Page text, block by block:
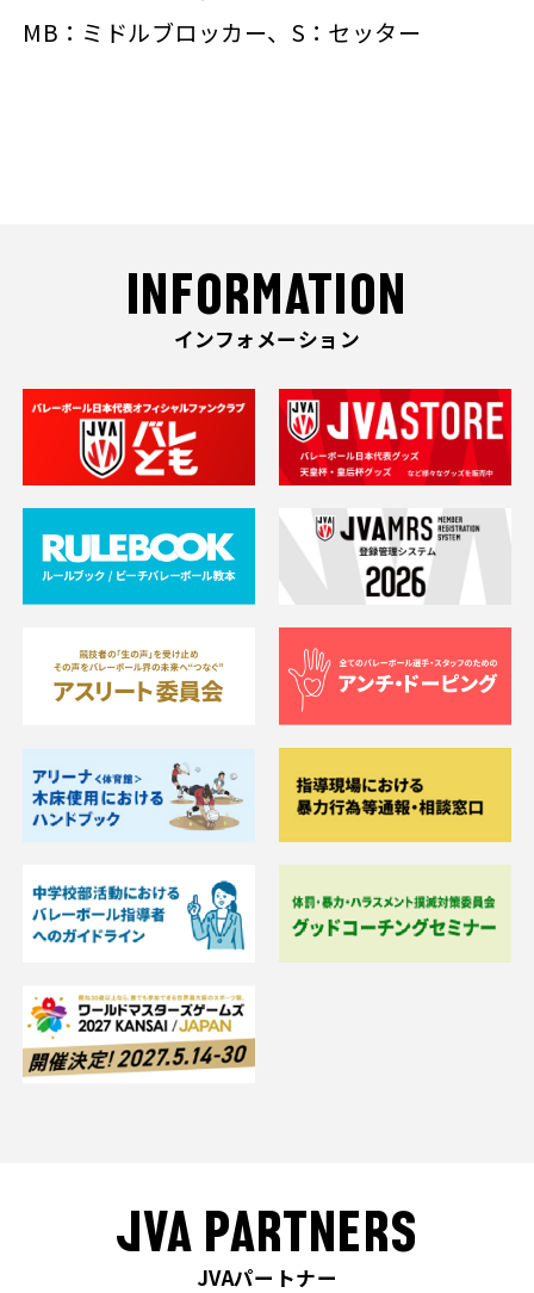
MB：ミドルブロッカー、S：セッター
INFORMATION
インフォメーション
JVA PARTNERS
JVAパートナー